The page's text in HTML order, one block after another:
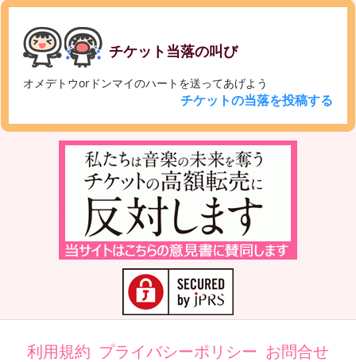
チケット当落の叫び
オメデトウorドンマイのハートを送ってあげよう
チケットの当落を投稿する
利用規約 プライバシーポリシー お問合せ